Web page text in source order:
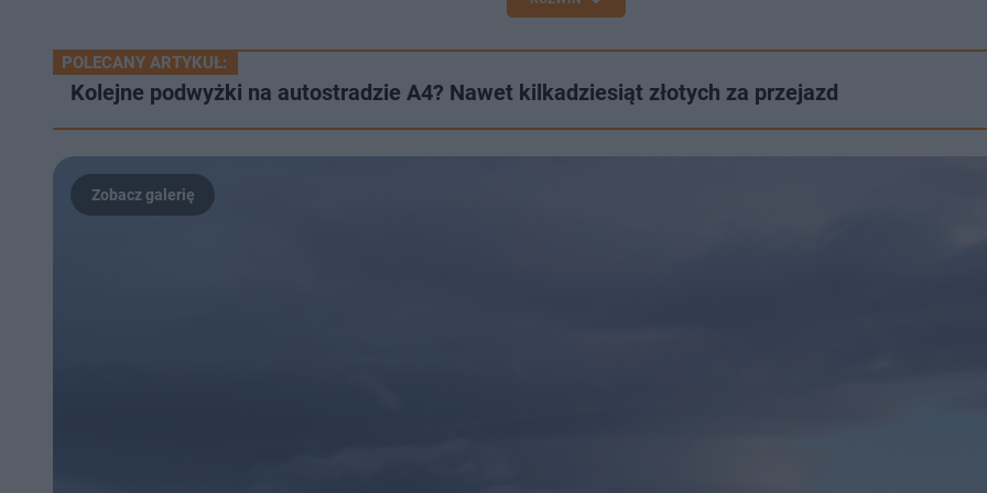
POLECANY ARTYKUŁ:
Kolejne podwyżki na autostradzie A4? Nawet kilkadziesiąt złotych za przejazd